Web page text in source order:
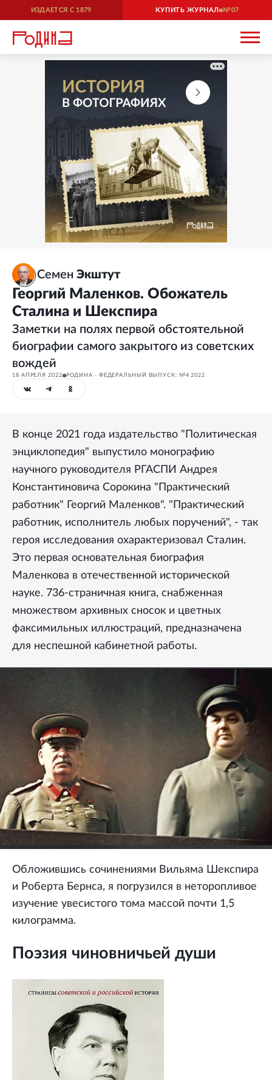
ИЗДАЕТСЯ С 1879 КУПИТЬ ЖУРНАЛ 07
Семен Экштут
Георгий Маленков. Обожатель
Сталина и Шекспира
Заметки на полях первой обстоятельной
биографии самого закрытого из советских
вождей
18 АПРЕЛЯ 2022 РОДИНА - ФЕДЕРАЛЬНЫЙ ВЫПУСК: №4 2022
В конце 2021 года издательство "Политическая
энциклопедия" выпустило монографию
научного руководителя РГАСПИ Андрея
Константиновича Сорокина "Практический
работник" Георгий Маленков". "Практический
работник, исполнитель любых поручений", - так
героя исследования охарактеризовал Сталин.
Это первая основательная биография
Маленкова в отечественной исторической
науке. 736-страничная книга, снабженная
множеством архивных сносок и цветных
факсимильных иллюстраций, предназначена
для неспешной кабинетной работы.
Обложившись сочинениями Вильяма Шекспира
и Роберта Бернса, я погрузился в неторопливое
изучение увесистого тома массой почти 1,5
килограмма.
Поэзия чиновничьей души